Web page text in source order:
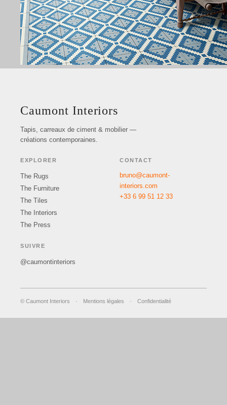
Caumont Interiors
Tapis, carreaux de ciment & mobilier —
créations contemporaines.
EXPLORER
The Rugs
The Furniture
The Tiles
The Interiors
The Press
CONTACT
bruno@caumont-
interiors.com
+33 6 99 51 12 33
SUIVRE
@caumontinteriors
© Caumont Interiors · Mentions légales · Confidentialité